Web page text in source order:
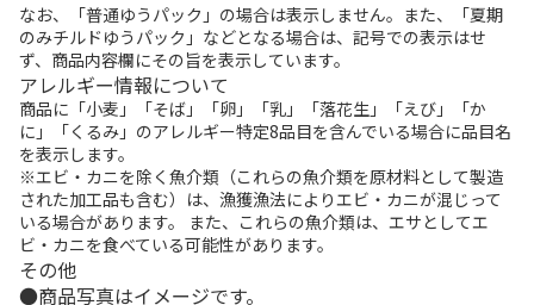
なお、「普通ゆうパック」の場合は表示しません。また、「夏期
のみチルドゆうパック」などとなる場合は、記号での表示はせ
ず、商品内容欄にその旨を表示しています。
アレルギー情報について
商品に「小麦」「そば」「卵」「乳」「落花生」「えび」「か
に」「くるみ」のアレルギー特定8品目を含んでいる場合に品目名
を表示します。
※エビ・カニを除く魚介類（これらの魚介類を原材料として製造
された加工品も含む）は、漁獲漁法によりエビ・カニが混じって
いる場合があります。 また、これらの魚介類は、エサとしてエ
ビ・カニを食べている可能性があります。
その他
商品写真はイメージです。